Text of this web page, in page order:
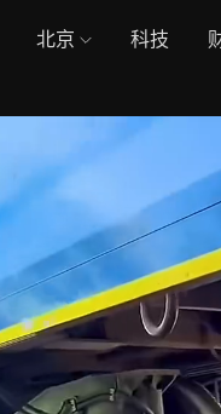
北京 科技